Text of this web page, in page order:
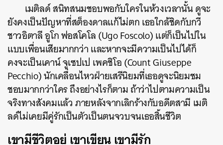
เมติลด์ สนิทสนมชอบพอกับใครในห้วงเวลานั้น ดูจะ
ยังคงเป็นปัญหาที่สต็องดาลแก้ไม่ตก เธอใกล้ชิดกับกวี
ชาวอิตาลี อูโก ฟอสโคโล (Ugo Foscolo) แต่ก็เป็นไปใน
แบบเพื่อนเสียมากกว่า และหากจะมีความเป็นไปได้ก็
คงจะเป็นเคาน์ จูเซปเป เพคชิโอ (Count Giuseppe
Pecchio) นักเคลื่อนไหวฝ่ายเสรีนิยมที่เธอดูจะนิยมชม
ชอบมากกว่าใคร ถึงอย่างไรก็ตาม ถ้าว่าไปตามความเป็น
จริงทางสังคมแล้ว ภายหลังจากเลิกร้างกับอดีตสามี เมติ
ลด์ไม่เคยมีคู่รักเป็นตัวเป็นตนจวบจนเธอสิ้นชีวิต
เขามีชีวิตอยู่ เขาเขียน เขามีรัก